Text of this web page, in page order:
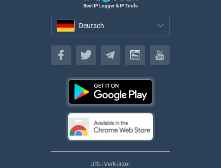
Best IP Logger & IP Tools
Deutsch
Deutsch
URL-Verkürzer